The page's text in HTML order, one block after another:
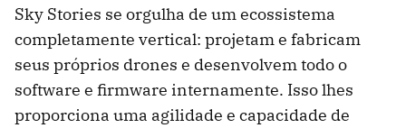
Sky Stories se orgulha de um ecossistema
completamente vertical: projetam e fabricam
seus próprios drones e desenvolvem todo o
software e firmware internamente. Isso lhes
proporciona uma agilidade e capacidade de